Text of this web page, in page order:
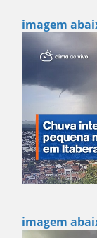
imagem
imagem